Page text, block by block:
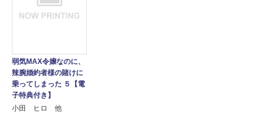
弱気MAX令嬢なのに、
辣腕婚約者様の賭けに
乗ってしまった ５【電
子特典付き】
小田 ヒロ 他